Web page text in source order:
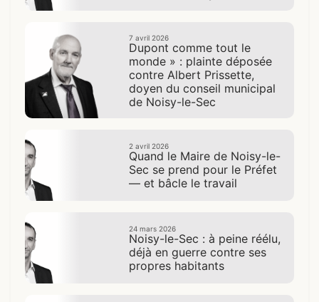
7 avril 2026
Dupont comme tout le
monde » : plainte déposée
contre Albert Prissette,
doyen du conseil municipal
de Noisy-le-Sec
2 avril 2026
Quand le Maire de Noisy-le-
Sec se prend pour le Préfet
— et bâcle le travail
24 mars 2026
Noisy-le-Sec : à peine réélu,
déjà en guerre contre ses
propres habitants